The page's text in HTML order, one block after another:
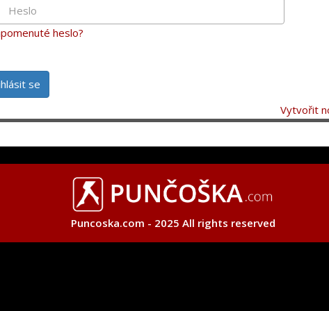
heslo?
se
Vytvořit
Puncoska.com - 2025 All rights reserved